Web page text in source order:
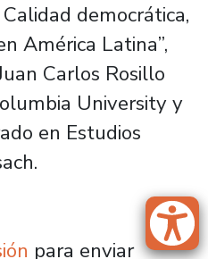
democrática,
América Latina”,
Carlos Rosillo
University y
en Estudios
Our People Great
para enviar